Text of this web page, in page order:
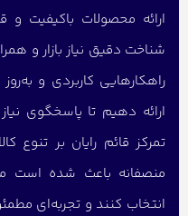
ارائه محصولات باکیفیت و
شناخت دقیق نیاز بازار و
راهکارهایی کاربردی و
ارائه دهیم تا پاسخگوی
تمرکز قائم رایان بر تنوع
منصفانه باعث شده است
انتخاب کنند و تجربه‌ای